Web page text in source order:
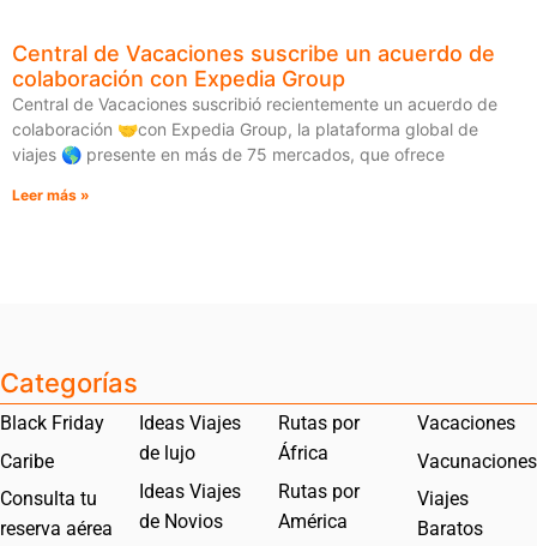
Central de Vacaciones suscribe un acuerdo de
colaboración con Expedia Group
Central de Vacaciones suscribió recientemente un acuerdo de
colaboración 🤝con Expedia Group, la plataforma global de
viajes 🌎 presente en más de 75 mercados, que ofrece
Leer más »
Categorías
Black Friday
Caribe
Consulta tu
reserva aérea
Ideas Viajes
de lujo
Ideas Viajes
de Novios
Rutas por
África
Rutas por
América
Vacaciones
Vacunaciones
Viajes
Baratos